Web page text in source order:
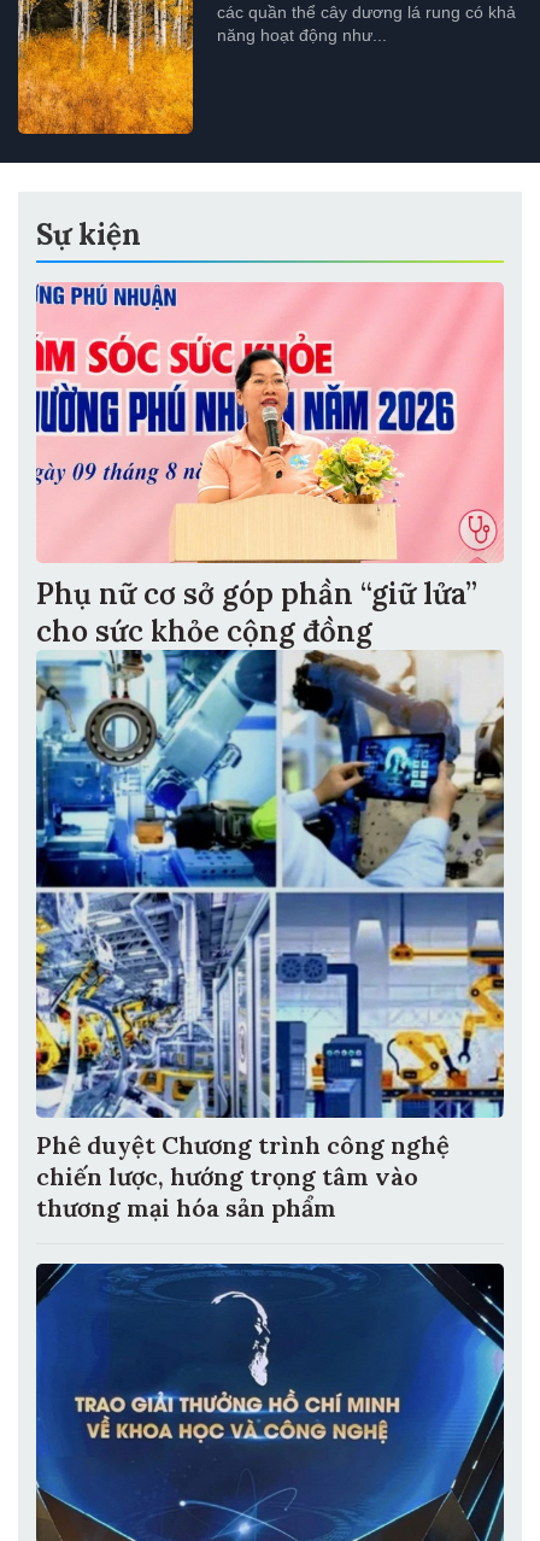
các quần thể cây dương lá rung có khả
năng hoạt động như...
Sự kiện
Phụ nữ cơ sở góp phần “giữ lửa”
cho sức khỏe cộng đồng
Phê duyệt Chương trình công nghệ
chiến lược, hướng trọng tâm vào
thương mại hóa sản phẩm